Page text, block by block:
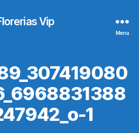
Vip
Menu
1